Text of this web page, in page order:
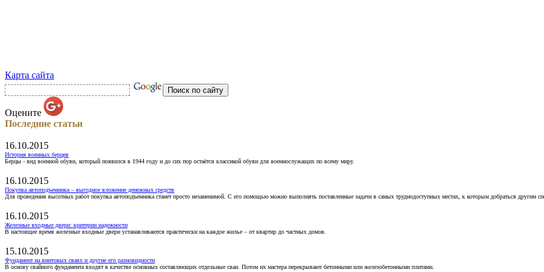
Карта сайта
Оцените
Последние статьи
16.10.2015
История военных берцев
Берцы - вид военной обуви, который появился в 1944 году и до сих пор остаётся классикой обуви для военнослужащих по всему миру.
16.10.2015
Покупка автоподъемника – выгодное вложение денежных средств
Для проведения высотных работ покупка автоподъемника станет просто незаменимой. С его помощью можно выполнять поставленные задачи в самых труднодоступных местах, к которым добраться другим
16.10.2015
Железные входные двери: критерии надежности
В настоящее время железные входные двери устанавливаются практически на каждое жилье – от квартир до частных домов.
15.10.2015
Фундамент на винтовых сваях и другие его разновидности
В основу свайного фундамента входят в качестве основных составляющих отдельные сваи. Потом их мастера перекрывают бетонными или железобетонными плитами.